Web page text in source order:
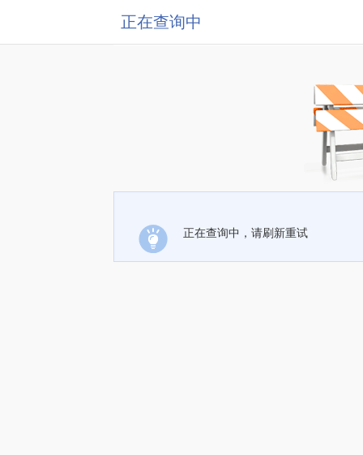
正在查询中
正在查询中，请刷新重试